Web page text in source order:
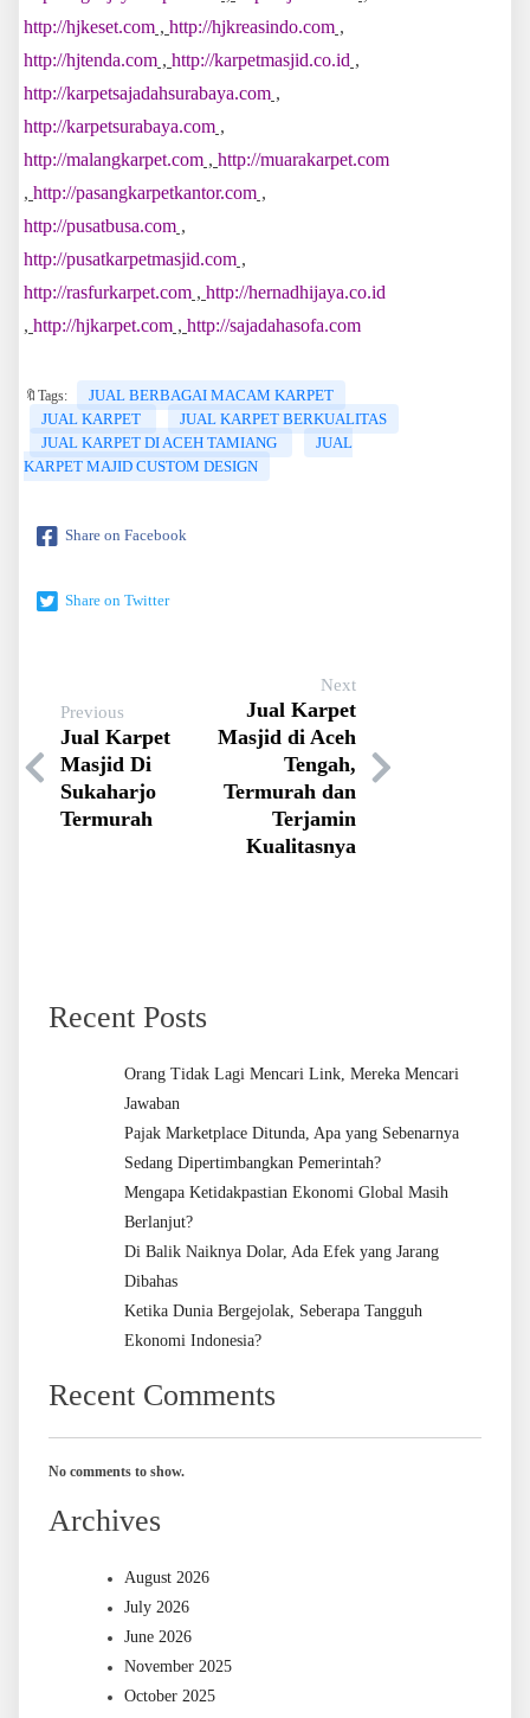
http://hjkeset.com , http://hjkreasindo.com ,
http://hjtenda.com , http://karpetmasjid.co.id ,
http://karpetsajadahsurabaya.com ,
http://karpetsurabaya.com ,
http://malangkarpet.com , http://muarakarpet.com
, http://pasangkarpetkantor.com ,
http://pusatbusa.com ,
http://pusatkarpetmasjid.com ,
http://rasfurkarpet.com , http://hernadhijaya.co.id
, http://hjkarpet.com , http://sajadahasofa.com
🔖Tags:
JUAL BERBAGAI MACAM KARPET
JUAL KARPET
JUAL KARPET BERKUALITAS
JUAL KARPET DI ACEH TAMIANG
JUAL
KARPET MAJID CUSTOM DESIGN
Share on Facebook
Share on Twitter
Previous
Jual Karpet
Masjid Di
Sukaharjo
Termurah
Next
Jual Karpet
Masjid di Aceh
Tengah,
Termurah dan
Terjamin
Kualitasnya
Recent Posts
Orang Tidak Lagi Mencari Link, Mereka Mencari
Jawaban
Pajak Marketplace Ditunda, Apa yang Sebenarnya
Sedang Dipertimbangkan Pemerintah?
Mengapa Ketidakpastian Ekonomi Global Masih
Berlanjut?
Di Balik Naiknya Dolar, Ada Efek yang Jarang
Dibahas
Ketika Dunia Bergejolak, Seberapa Tangguh
Ekonomi Indonesia?
Recent Comments
No comments to show.
Archives
August 2026
July 2026
June 2026
November 2025
October 2025